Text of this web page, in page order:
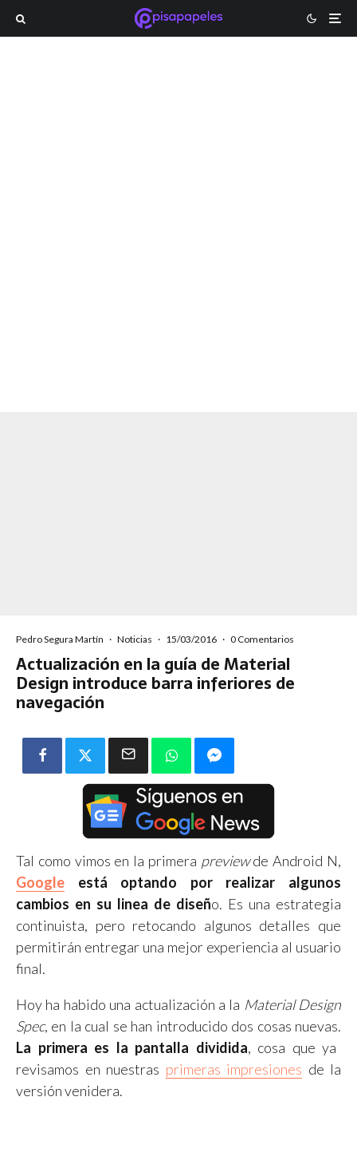
Pedro Segura Martín · Noticias · 15/03/2016 · 0 Comentarios
Actualización en la guía de Material
Design introduce barra inferiores de
navegación
Tal como vimos en la primera previewde Android N,
Google está optando por realizar algunos
cambios en su linea de diseño. Es una estrategia
continuista, pero retocando algunos detalles que
permitirán entregar una mejor experiencia al usuario
final.
Hoy ha habido una actualización a la Material Design
Spec, en la cual se han introducido dos cosas nuevas.
La primera es la pantalla dividida, cosa que ya
revisamos en nuestras primeras impresiones de la
versión venidera.